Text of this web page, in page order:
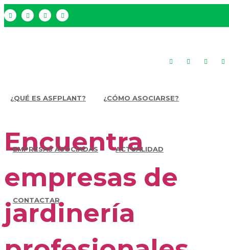
¿QUÉ ES ASFPLANT? ¿CÓMO ASOCIARSE?
EMPRESAS ASOCIADAS ACTUALIDAD
CONTACTAR
Encuentra
empresas de
jardinería